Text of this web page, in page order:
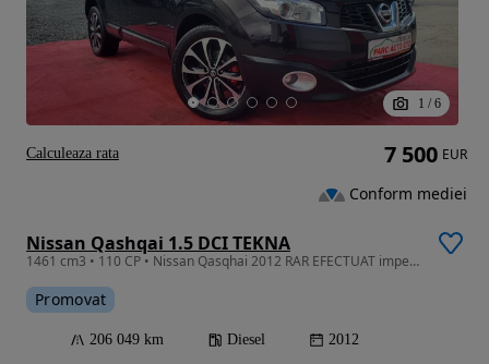
1 / 6
Nissan Qashqai 1.5 DCI TEKNA
1461 cm3 • 110 CP • Nissan Qasqhai 2012 RAR EFECTUAT impecabil GARANȚIE RATE RevizieGRATUI
Promovat
206 049 km Diesel 2012
7 500 EUR
Conform mediei
Calculeaza rata